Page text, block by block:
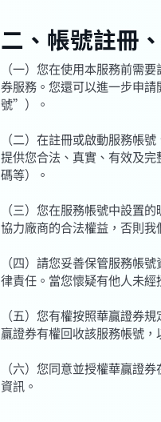
二、帳號註冊
（一）您在使用本服務前需
券服務。您還可以進一步申
號”）。
（二）在註冊或啟動服務帳
提供您合法、真實、有效及
碼等）。
（三）您在服務帳號中設置
協力廠商的合法權益，否則
（四）請您妥善保管服務帳
律責任。當您懷疑有他人未
（五）您有權按照華贏證券
贏證券有權回收該服務帳號
（六）您同意並授權華贏證
資訊。